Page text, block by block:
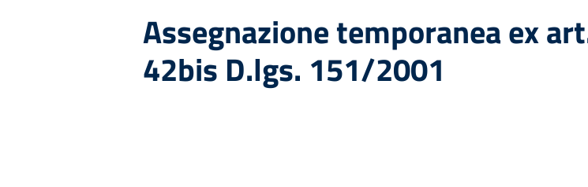
Assegnazione temporanea ex
42bis D.lgs. 151/2001